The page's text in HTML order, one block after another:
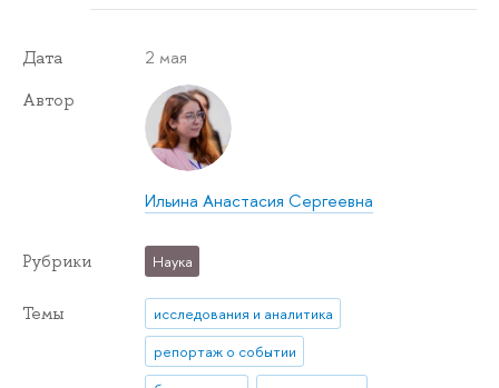
Дата 2 мая
Автор
Ильина Анастасия Сергеевна
Рубрики Наука
Темы
исследования и аналитика
репортаж о событии